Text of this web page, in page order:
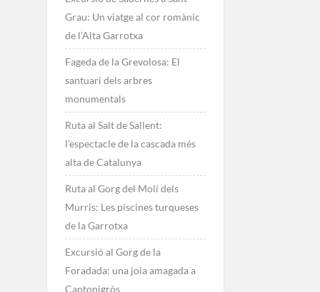
Grau: Un viatge al cor romànic
de l’Alta Garrotxa
Fageda de la Grevolosa: El
santuari dels arbres
monumentals
Ruta al Salt de Sallent:
l’espectacle de la cascada més
alta de Catalunya
Ruta al Gorg del Molí dels
Murris: Les piscines turqueses
de la Garrotxa
Excursió al Gorg de la
Foradada: una joia amagada a
Cantonigròs